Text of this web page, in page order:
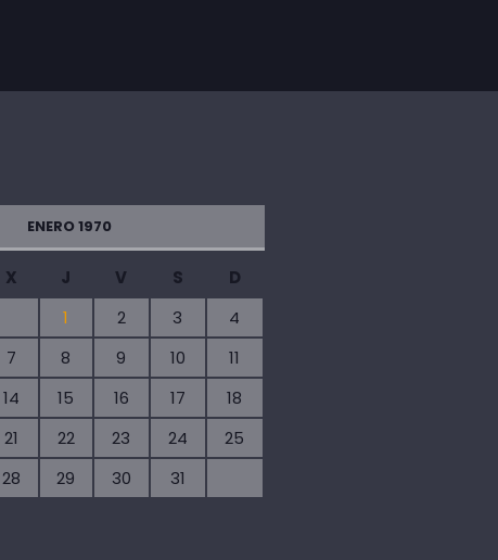
ENERO 1970
X J V S
D
1
2 3
4
7 8 9 10
11
14 15 16 17
18
21 22 23 24
25
28 29 30
31